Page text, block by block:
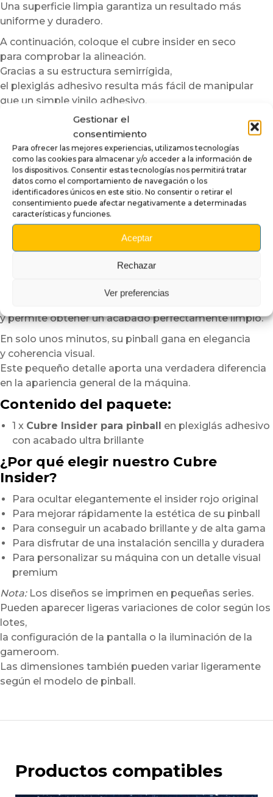
Gestionar el
consentimiento
Para ofrecer las mejores experiencias, utilizamos tecnologías
como las cookies para almacenar y/o acceder a la información de
los dispositivos. Consentir estas tecnologías nos permitirá tratar
datos como el comportamiento de navegación o los
identificadores únicos en este sitio. No consentir o retirar el
consentimiento puede afectar negativamente a determinadas
características y funciones.
Aceptar
Rechazar
Ver preferencias
Una superficie limpia garantiza un resultado más
uniforme y duradero.
A continuación, coloque el cubre insider en seco
para comprobar la alineación.
Gracias a su estructura semirrígida,
el plexiglás adhesivo resulta más fácil de manipular
que un simple vinilo adhesivo.
Para facilitar aún más la instalación,
recomendamos trabajar en una habitación templada.
En caso de temperaturas bajas,
puede calentar ligeramente la superficie o el adhesivo
con un secador de pelo a baja potencia.
Este paso mejora la flexibilidad del material
y optimiza la adherencia.
Sin embargo, nunca debe sobrecalentarse la pieza.
Una vez colocado, aplique progresivamente el cubre
desde el centro hacia los bordes.
y permite obtener un acabado perfectamente limpio.
En solo unos minutos, su pinball gana en elegancia
y coherencia visual.
Este pequeño detalle aporta una verdadera diferencia
en la apariencia general de la máquina.
Contenido del paquete:
1 x Cubre Insider para pinball en plexiglás adhesivo
con acabado ultra brillante
¿Por qué elegir nuestro Cubre
Insider?
Para ocultar elegantemente el insider rojo original
Para mejorar rápidamente la estética de su pinball
Para conseguir un acabado brillante y de alta gama
Para disfrutar de una instalación sencilla y duradera
Para personalizar su máquina con un detalle visual
premium
Nota:Los diseños se imprimen en pequeñas series.
Pueden aparecer ligeras variaciones de color según los
lotes,
la configuración de la pantalla o la iluminación de la
gameroom.
Las dimensiones también pueden variar ligeramente
según el modelo de pinball.
Productos compatibles